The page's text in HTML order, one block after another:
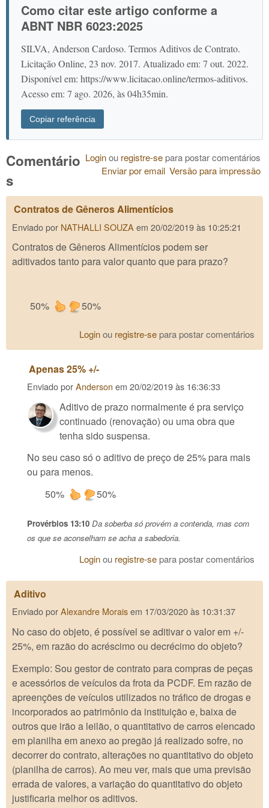
Como citar este artigo conforme a
ABNT NBR 6023:2025
SILVA, Anderson Cardoso. Termos Aditivos de Contrato.
Licitação Online, 23 nov. 2017. Atualizado em: 7 out. 2022.
Disponível em: https://www.licitacao.online/termos-aditivos.
Acesso em: 7 ago. 2026, às 04h35min.
Copiar referência
Loginou registre-separa postar comentários
Versão para impressão
Enviar por email
Comentário
s
Contratos de Gêneros Alimentícios
Enviado por NATHALLI SOUZA em 20/02/2019 às 10:25:21
Contratos de Gêneros Alimentícios podem ser
aditivados tanto para valor quanto que para prazo?
50% 50%
Loginou registre-separa postar comentários
Apenas 25% +/-
Enviado porAnderson em 20/02/2019 às 16:36:33
Aditivo de prazo normalmente é pra serviço
continuado (renovação) ou uma obra que
tenha sido suspensa.
No seu caso só o aditivo de preço de 25% para mais
ou para menos.
50%
50%
Provérbios 13:10 Da soberba só provém a contenda, mas com
os que se aconselham se acha a sabedoria.
Loginou registre-separa postar comentários
Aditivo
Enviado porAlexandre Moraisem 17/03/2020 às 10:31:37
No caso do objeto, é possível se aditivar o valor em +/-
25%, em razão do acréscimo ou decrécimo do objeto?
Exemplo: Sou gestor de contrato para compras de peças
e acessórios de veículos da frota da PCDF. Em razão de
apreenções de veículos utilizados no tráfico de drogas e
incorporados ao patrimônio da instituição e, baixa de
outros que irão a leilão, o quantitativo de carros elencado
em planilha em anexo ao pregão já realizado sofre, no
decorrer do contrato, alterações no quantitativo do objeto
(planilha de carros). Ao meu ver, mais que uma previsão
errada de valores, a variação do quantitativo do objeto
justificaria melhor os aditivos.